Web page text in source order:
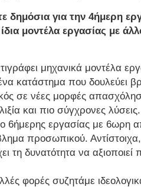
για την 4ήμερη
μοντέλα εργασίας με
μηχανικά μοντέλα
κατάστημα που δουλεύει
σε νέες μορφές
και πιο σύγχρονες λύσεις.
6ήμερης εργασίας με
προσωπικού.
τη δυνατότητα να αξιοποιεί
φορές συζητάμε